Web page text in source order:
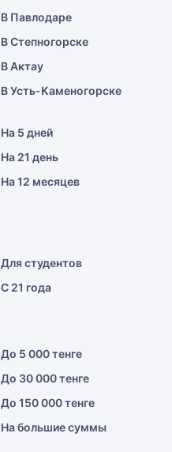
В Павлодаре
В Степногорске
В Актау
В Усть-Каменогорске
На 5 дней
На 21 день
На 12 месяцев
Для студентов
С 21 года
До 5 000 тенге
До 30 000 тенге
До 150 000 тенге
На большие суммы